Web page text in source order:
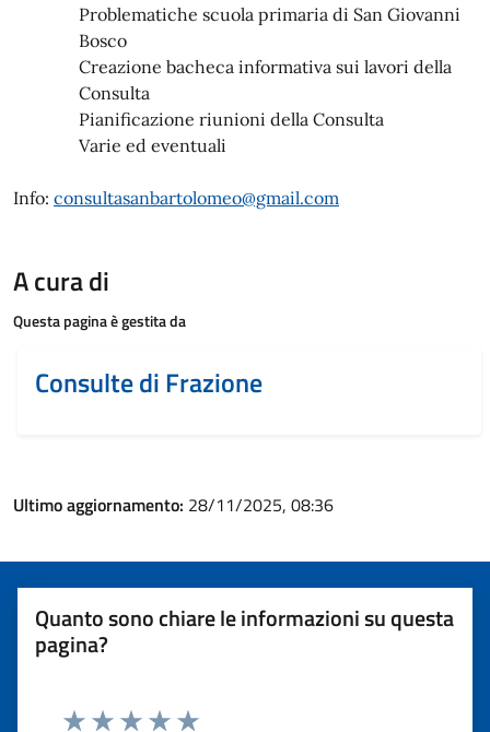
Problematiche scuola primaria di San Giovanni
Bosco
Creazione bacheca informativa sui lavori della
Consulta
Pianificazione riunioni della Consulta
Varie ed eventuali
Info: consultasanbartolomeo@gmail.com
A cura di
Questa pagina è gestita da
Consulte di Frazione
Ultimo aggiornamento: 28/11/2025, 08:36
Quanto sono chiare le informazioni su questa
pagina?